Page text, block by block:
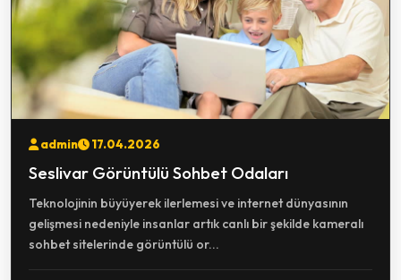
admin 17.04.2026
Seslivar Görüntülü Sohbet Odaları
Teknolojinin büyüyerek ilerlemesi ve internet dünyasının
gelişmesi nedeniyle insanlar artık canlı bir şekilde kameralı
sohbet sitelerinde görüntülü or...